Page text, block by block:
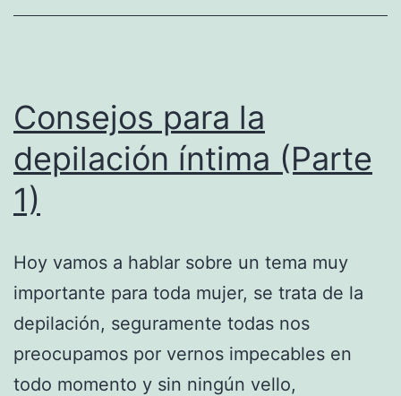
Consejos para la
depilación íntima (Parte
1)
Hoy vamos a hablar sobre un tema muy
importante para toda mujer, se trata de la
depilación, seguramente todas nos
preocupamos por vernos impecables en
todo momento y sin ningún vello,